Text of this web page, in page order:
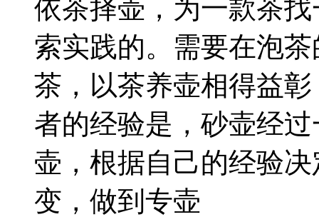
依茶择壶，为一款茶
索实践的。需要在泡
茶，以茶养壶相得益
者的经验是，砂壶经
壶，根据自己的经验
变，做到专壶